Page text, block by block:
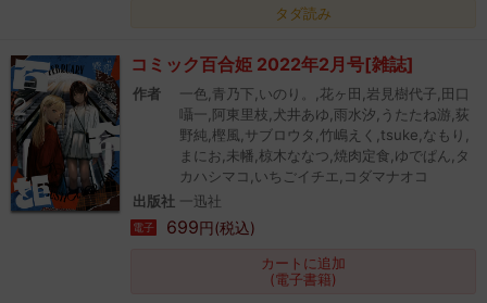
タダ読み
コミック百合姫 2022年2月号[雑誌]
作者
一色,青乃下,いのり。,花ヶ田,岩見樹代子,田口
囁一,阿東里枝,犬井あゆ,雨水汐,うたたね游,荻
野純,樫風,サブロウタ,竹嶋えく,tsuke,なもり,
まにお,未幡,椋木ななつ,焼肉定食,ゆでぱん,タ
カハシマコ,いちごイチエ,コダマナオコ
出版社
一迅社
電子 699円(税込)
カートに追加
(電子書籍)